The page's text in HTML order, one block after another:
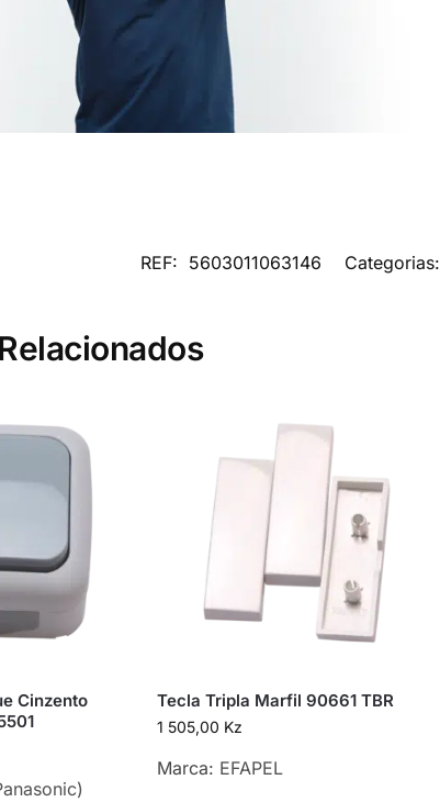
REF: 5603011063146 Categorias:
Cinzento
Tecla Tripla Marfil 90661 TBR
1 505,00 Kz
Marca: EFAPEL